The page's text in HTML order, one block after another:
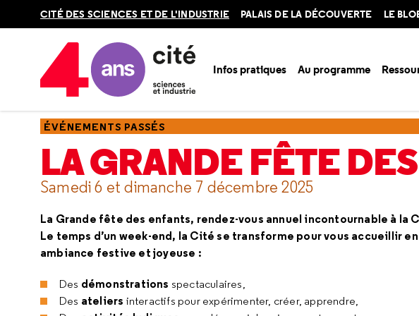
CITÉ DES SCIENCES ET DE L'INDUSTRIE PALAIS DE LA DÉCOUVERTE LE
Infos pratiques Au programme
Accueil Ressources
ÉVÉNEMENTS PASSÉS
LA GRANDE FÊTE
Samedi 6 et dimanche 7 décembre 2025
La Grande fête des enfants, rendez-vous annuel incontournable à
Le temps d’un week-end, la Cité se transforme pour vous accueillir
ambiance festive et joyeuse :
Des démonstrations spectaculaires,
Des ateliers interactifs pour expérimenter, créer, apprendre,